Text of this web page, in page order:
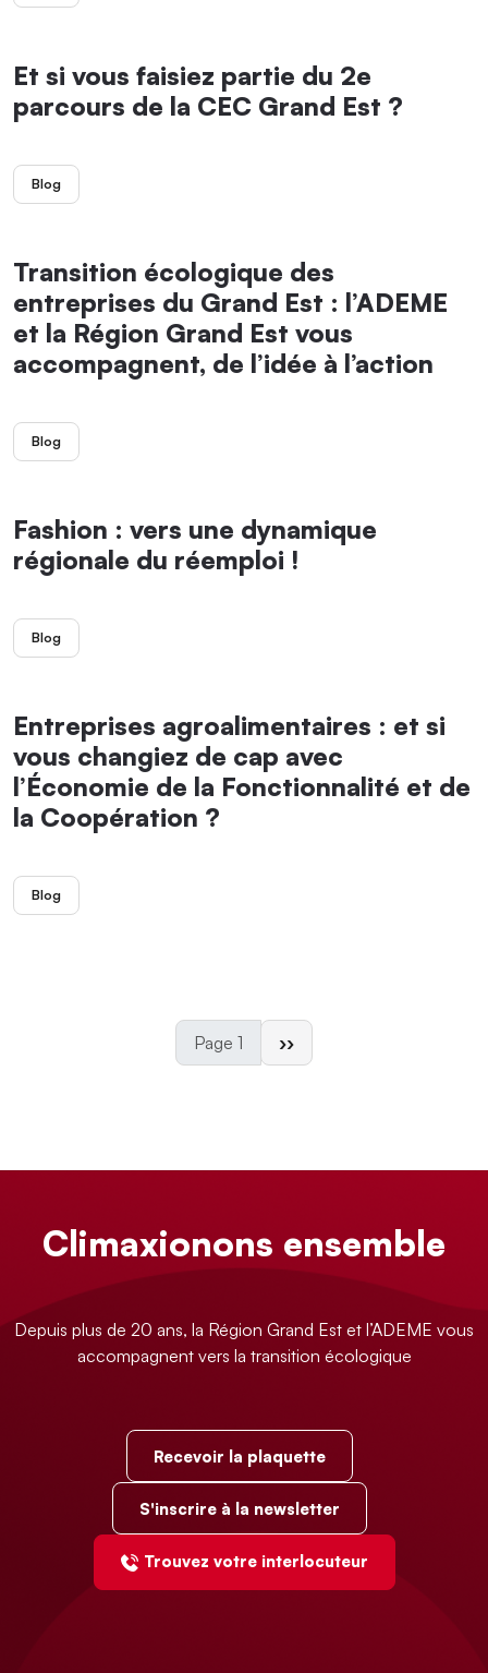
Et si vous faisiez partie du 2e
parcours de la CEC Grand Est ?
Blog
Transition écologique des
entreprises du Grand Est : l’ADEME
et la Région Grand Est vous
accompagnent, de l’idée à l’action
Blog
Fashion : vers une dynamique
régionale du réemploi !
Blog
Entreprises agroalimentaires : et si
vous changiez de cap avec
l’Économie de la Fonctionnalité et de
la Coopération ?
Blog
Page 1 Page suivante
››
Climaxionons ensemble
Depuis plus de 20 ans, la Région Grand Est et l’ADEME vous
accompagnent vers la transition écologique
Recevoir la plaquette
S'inscrire à la newsletter
Trouvez votre interlocuteur